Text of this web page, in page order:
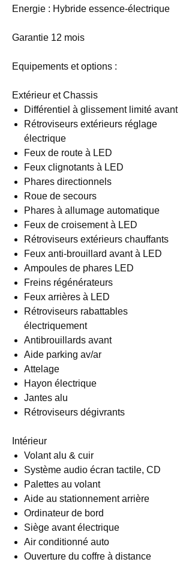
Energie : Hybride essence-électrique
Garantie 12 mois
Equipements et options :
Extérieur et Chassis
Différentiel à glissement limité avant
Rétroviseurs extérieurs réglage
électrique
Feux de route à LED
Feux clignotants à LED
Phares directionnels
Roue de secours
Phares à allumage automatique
Feux de croisement à LED
Rétroviseurs extérieurs chauffants
Feux anti-brouillard avant à LED
Ampoules de phares LED
Freins régénérateurs
Feux arrières à LED
Rétroviseurs rabattables
électriquement
Antibrouillards avant
Aide parking av/ar
Attelage
Hayon électrique
Jantes alu
Rétroviseurs dégivrants
Intérieur
Volant alu & cuir
Système audio écran tactile, CD
Palettes au volant
Aide au stationnement arrière
Ordinateur de bord
Siège avant électrique
Air conditionné auto
Ouverture du coffre à distance